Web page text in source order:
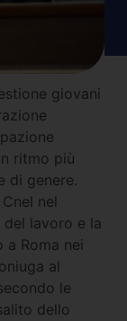
giovani
ritmo più
di genere.
nel
del lavoro e la
Roma nei
al
le
dello